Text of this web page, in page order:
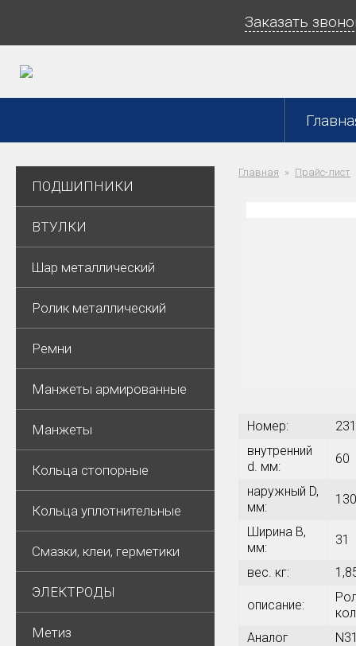
Заказать
ПОДШИПНИКИ
ВТУЛКИ
Шар металлический
Ролик металлический
Ремни
Манжеты армированные
Манжеты
Кольца стопорные
Кольца уплотнительные
Смазки, клеи, герметики
ЭЛЕКТРОДЫ
Метиз
Главная Прайс-лист
Номер:
внутренний
d. мм:
60
наружный D,
мм:
130
Ширина В,
мм:
31
вес. кг:
описание:
Аналог